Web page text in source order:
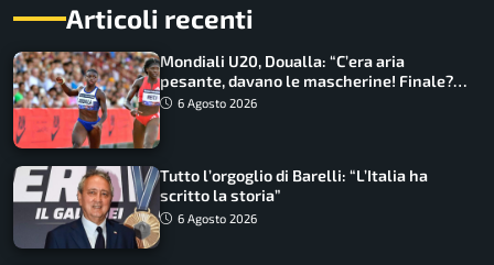
Articoli recenti
Mondiali U20, Doualla: “C’era aria
pesante, davano le mascherine! Finale?
Non ho nulla da perdere”
6 Agosto 2026
Tutto l’orgoglio di Barelli: “L’Italia ha
scritto la storia”
6 Agosto 2026